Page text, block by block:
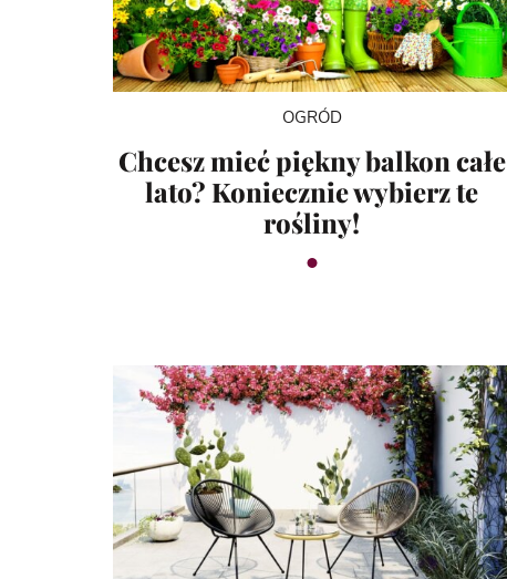
OGRÓD
Chcesz mieć piękny balkon całe
lato? Koniecznie wybierz te
rośliny!